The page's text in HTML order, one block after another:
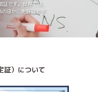
です。世界では、
ほかに免許証や卒
証）について